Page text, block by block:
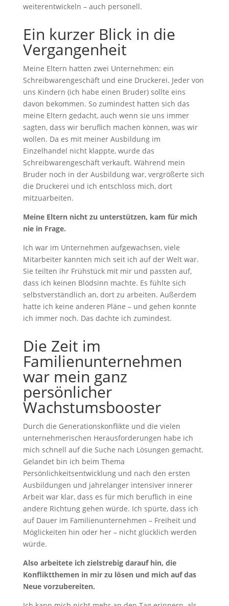
weiterentwickeln – auch personell.
Ein kurzer Blick in die
Vergangenheit
Meine Eltern hatten zwei Unternehmen: ein
Schreibwarengeschäft und eine Druckerei. Jeder von
uns Kindern (ich habe einen Bruder) sollte eins
davon bekommen. So zumindest hatten sich das
meine Eltern gedacht, auch wenn sie uns immer
sagten, dass wir beruflich machen können, was wir
wollen. Da es mit meiner Ausbildung im
Einzelhandel nicht klappte, wurde das
Schreibwarengeschäft verkauft. Während mein
Bruder noch in der Ausbildung war, vergrößerte sich
die Druckerei und ich entschloss mich, dort
mitzuarbeiten.
Meine Eltern nicht zu unterstützen, kam für mich
nie in Frage.
Ich war im Unternehmen aufgewachsen, viele
Mitarbeiter kannten mich seit ich auf der Welt war.
Sie teilten ihr Frühstück mit mir und passten auf,
dass ich keinen Blödsinn machte. Es fühlte sich
selbstverständlich an, dort zu arbeiten. Außerdem
hatte ich keine anderen Pläne – und gehen konnte
ich immer noch. Das dachte ich zumindest.
Die Zeit im
Familienunternehmen
war mein ganz
persönlicher
Wachstumsbooster
Durch die Generationskonflikte und die vielen
unternehmerischen Herausforderungen habe ich
mich schnell auf die Suche nach Lösungen gemacht.
Gelandet bin ich beim Thema
Persönlichkeitsentwicklung und nach den ersten
Ausbildungen und jahrelanger intensiver innerer
Arbeit war klar, dass es für mich beruflich in eine
andere Richtung gehen würde. Ich spürte, dass ich
auf Dauer im Familienunternehmen – Freiheit und
Möglickeiten hin oder her – nicht glücklich werden
würde.
Also arbeitete ich zielstrebig darauf hin, die
Konfliktthemen in mir zu lösen und mich auf das
Neue vorzubereiten.